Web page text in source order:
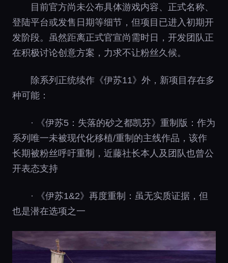
目前官方尚未公布具体游戏内容、正式名称、
登陆平台或发售日期等细节，但项目已进入初期开
发阶段。虽然距离正式官宣尚需时日，开发团队正
在积极讨论创意方案，力求不让粉丝久候。
除系列正统续作《伊苏11》外，新项目存在多
种可能：
· 《伊苏5：失落的砂之都凯芬》重制版：作为
系列唯一未被现代化移植/重制的主线作品，该作
长期被粉丝呼吁重制，近藤社长本人及团队也曾公
开表态支持
· 《伊苏1&2》再度重制：虽无实质证据，但
也是潜在选项之一